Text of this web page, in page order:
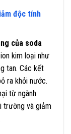
độc tính
của soda
kim loại như
tan. Các kết
ra khỏi nước.
từ ngành
trường và giảm